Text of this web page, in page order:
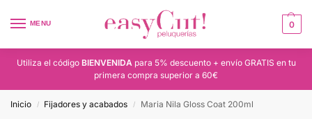
MENU 0
Utiliza el código BIENVENIDApara 5% descuento + envío GRATIS en tu
primera compra superior a 60€
Inicio / Fijadores y acabados / Maria Nila Gloss Coat 200ml